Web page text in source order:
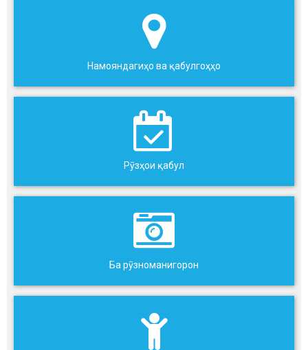
Намояндагиҳо ва қабулгоҳҳо
Рӯзҳои қабул
Ба рӯзноманигорон